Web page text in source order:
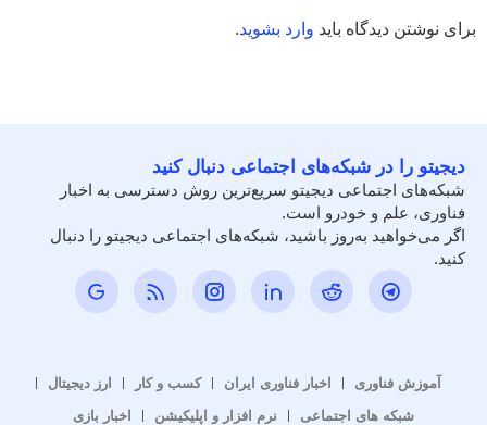
برای نوشتن دیدگاه باید وارد بشوید.
دیجیتو را در شبکه‌های اجتماعی دنبال کنید
شبکه‌های اجتماعی دیجیتو سریع‌ترین روش دسترسی به اخبار
فناوری، علم و خودرو است.
اگر می‌خواهید به‌روز باشید، شبکه‌های اجتماعی دیجیتو را دنبال
کنید.
آموزش فناوری اخبار فناوری ایران کسب و کار
ارز دیجیتال
شبکه های اجتماعی
نرم افزار و اپلیکیشن اخبار بازی